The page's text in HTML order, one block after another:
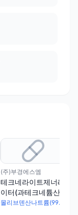
(주)부경에스엠
테크네라이트제너레
이터(과테크네튬산
나트륨(99mTc)주사몰리브덴산나트륨(99Mo)액